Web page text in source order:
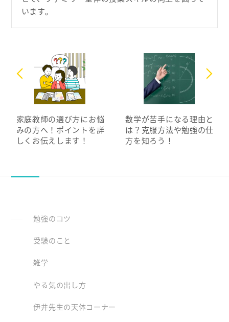
います。
家庭教師の選び方にお悩
みの方へ！ポイントを詳
しくお伝えします！
数学が苦手になる理由と
は？克服方法や勉強の仕
方を知ろう！
勉強のコツ
受験のこと
雑学
やる気の出し方
伊井先生の天体コーナー